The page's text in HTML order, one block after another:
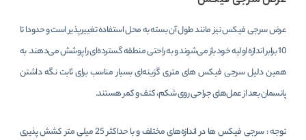
عرض سرجی فیکس نیز مانند طول آن بسته به محل استفاده تغییرپذیر است و حدودا تا
10 برابر اندازه اولیه خود باز می‌شوند و به راحتی منطقه گسترده‌ای را پوشش می‌دهند. به
همین دلیل سرجی فیکس های متری گزینه‌ای بسیار مناسب برای ثابت نگه داشتن
پانسمان بعد از عمل‌های جراحی روی شکم، کتف و کمر هستند.
توجه : سرجی فیکس ها در انداز‌ه‌های مختلف و با حداکثر 25 میلی متر کشش پذیری